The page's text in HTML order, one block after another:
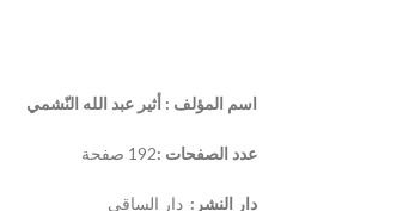
اسم المؤلف : أثير عبد الله النّشمي
عدد الصفحات :192 صفحة
دار النشر: دار الساقي